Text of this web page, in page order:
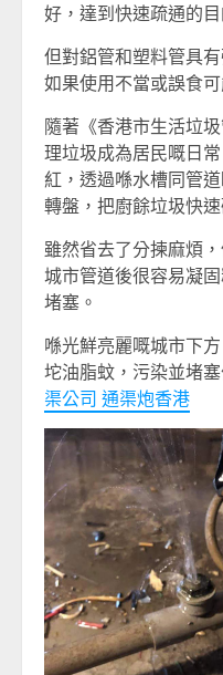
好，達到快速疏通的目
但對鋁管和塑料管具
如果使用不當或誤食
隨著《香港市生活垃
理垃圾成為居民嘅日
紅，透過喺水槽同管
轉盤，把廚餘垃圾快
雖然省去了分揀麻煩
城市管道後很容易凝
堵塞。
喺光鮮亮麗嘅城市下
坨油脂蚊，污染並堵
渠公司 通渠炮香港